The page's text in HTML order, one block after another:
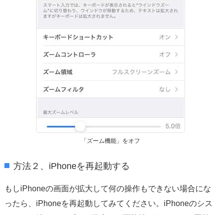
「ズーム機能」をオフ
方法２、iPhoneを再起動する
もしiPhoneの画面が拡大して何の操作もできない場合にな
ったら、iPhoneを再起動してみてください。iPhoneのシス